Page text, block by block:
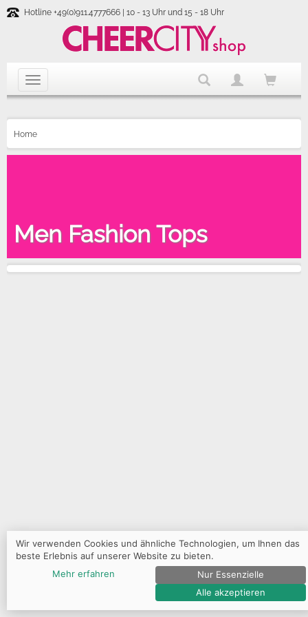
Hotline +49(0)911.4777666 | 10 - 13 Uhr und 15 - 18 Uhr
Home
Men Fashion Tops
Wir verwenden Cookies und ähnliche Technologien, um Ihnen das
beste Erlebnis auf unserer Website zu bieten.
Mehr erfahren
Nur Essenzielle
Alle akzeptieren